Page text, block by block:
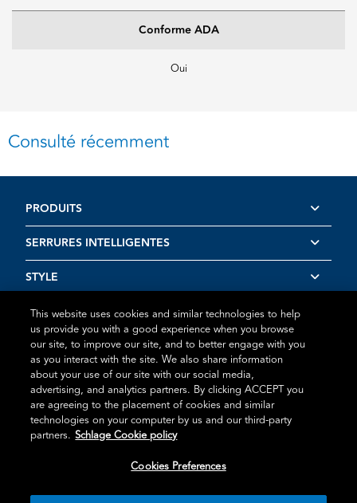
Conforme ADA
Oui
Consulté récemment
PRODUITS
SERRURES INTELLIGENTES
STYLE
RESSOURCES
Conditions d’utilisation Déclaration de confidentialité Politique
en matière de témoins Déclaration des vulnérabilités
@2026 Schlage. Tous droits réservés
This website uses cookies and similar technologies to help
us provide you with a good experience when you browse
our site, to improve our site, and to better engage with you
as you interact with the site. We also share information
about your use of our site with our social media,
advertising, and analytics partners. By clicking ACCEPT you
are agreeing to the placement of cookies and similar
technologies on your computer by us and our third-party
partners. Schlage Cookie policy
Cookies Preferences